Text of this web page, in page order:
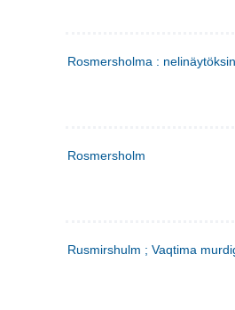
Rosmersholma :
Rosmersholm
Rusmirshulm ; Vaqtima